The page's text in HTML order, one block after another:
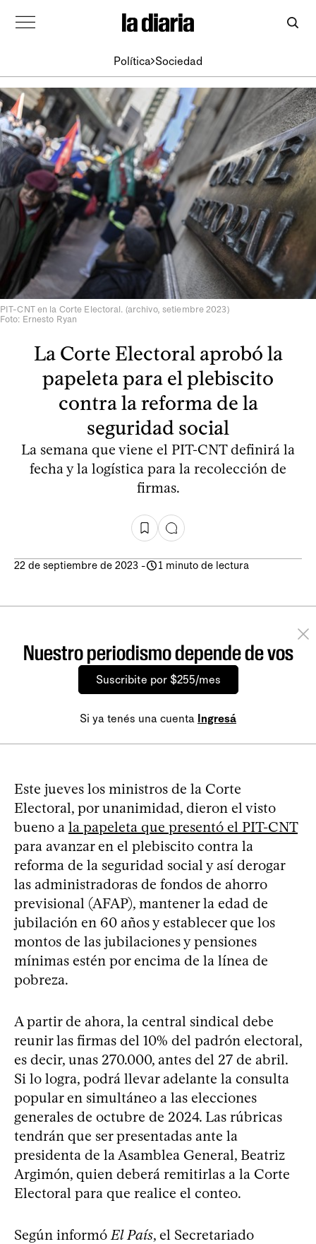
Política Sociedad
PIT-CNT en la Corte Electoral. (archivo, setiembre 2023)
Foto: Ernesto Ryan
La Corte Electoral aprobó la
papeleta para el plebiscito
contra la reforma de la
seguridad social
La semana que viene el PIT-CNT definirá la
fecha y la logística para la recolección de
firmas.
22 de septiembre de 2023 - 1 minuto de lectura
Nuestro periodismo depende de vos
Suscribite por $255/mes
Si ya tenés una cuenta Ingresá
Este jueves los ministros de la Corte
Electoral, por unanimidad, dieron el visto
bueno a la papeleta que presentó el PIT-CNT
para avanzar en el plebiscito contra la
reforma de la seguridad social y así derogar
las administradoras de fondos de ahorro
previsional (AFAP), mantener la edad de
jubilación en 60 años y establecer que los
montos de las jubilaciones y pensiones
mínimas estén por encima de la línea de
pobreza.
A partir de ahora, la central sindical debe
reunir las firmas del 10% del padrón electoral,
es decir, unas 270.000, antes del 27 de abril.
Si lo logra, podrá llevar adelante la consulta
popular en simultáneo a las elecciones
generales de octubre de 2024. Las rúbricas
tendrán que ser presentadas ante la
presidenta de la Asamblea General, Beatriz
Argimón, quien deberá remitirlas a la Corte
Electoral para que realice el conteo.
Según informó El País, el Secretariado